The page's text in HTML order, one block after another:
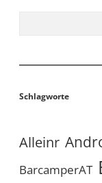
Schlagworte
Alleinr
BarcamperAT